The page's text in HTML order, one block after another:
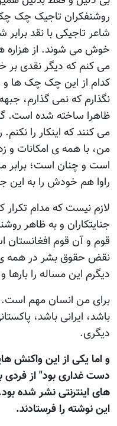
روشنفکران تاجيک چک
شاعر تاجيکی با نقد
خوش می شوند. از هزاره
می کنم که ديگر نقدی بر
کدام از اين چک چک ها
نگذارم که نمی گذارم،
ظاهرا ساخته شده است.
می کنند که اينکار را
من، با همه ی امکانات و
است و چنان است؛
راوا هم خودش را به اين
لازم نيست که مدام تکرار
جنايتکاران و به ظاهر
قوم و آن قوم افغانستان
نقض حقوق بشر در همه ی
ديگرم اين مساله را بارها
برای من انسان مهم است.
باشد، ايرانی باشد،
ديگری.
و اما يکی از اين واکنش
دست غداری بود" از فردی
های اينترنتی نشر شده
اين نوشته را فرستادند.